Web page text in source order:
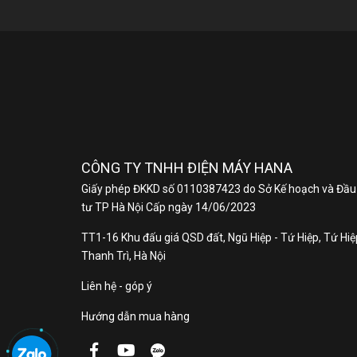
CÔNG TY TNHH ĐIỆN MÁY HANA
Giấy phép ĐKKD số 0110387423 do Sở Kế hoạch và Đầu
tư TP Hà Nội Cấp ngày 14/06/2023
TT1-16 Khu đấu giá QSD đất, Ngũ Hiệp - Tứ Hiệp, Tứ
Thanh Trì, Hà Nội
Liên hệ - góp ý
Hướng dẫn mua hàng